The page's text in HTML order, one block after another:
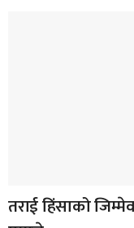
तराई हिंसाको